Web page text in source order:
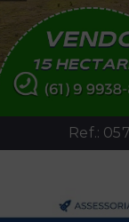
Ref.: 057